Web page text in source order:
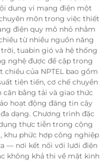
dung vi mạng điện một
môn trong việc thiết
điện quy mô nhỏ nhằm
từ nhiều nguồn năng
tuabin gió và hệ thống
nghệ được đề cập trong
của NPTEL bao gồm
tiên tiến, cơ chế chuyển
bằng tải và giao thức
hoạt động đáng tin cậy
dạng. Chương trình đặc
thực tiễn trong cộng
khu phức hợp công nghiệp
— nơi kết nối với lưới điện
không khả thi về mặt kinh